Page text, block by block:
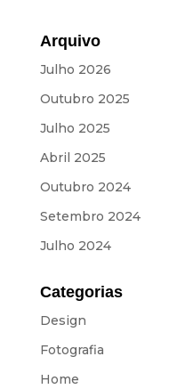
PT
Arquivo
Julho 2026
Outubro 2025
Julho 2025
Abril 2025
Outubro 2024
Setembro 2024
Julho 2024
Categorias
Design
Fotografia
Home